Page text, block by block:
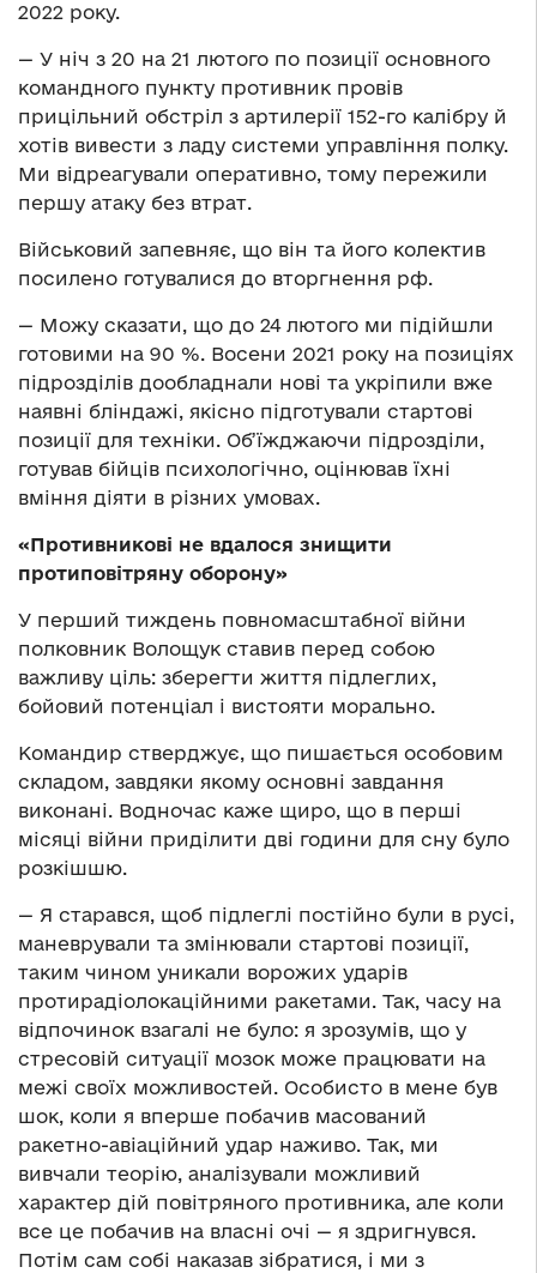
2022 року.
— У ніч з 20 на 21 лютого по позиції основного
командного пункту противник провів
прицільний обстріл з артилерії 152-го калібру й
хотів вивести з ладу системи управління полку.
Ми відреагували оперативно, тому пережили
першу атаку без втрат.
Військовий запевняє, що він та його колектив
посилено готувалися до вторгнення рф.
— Можу сказати, що до 24 лютого ми підійшли
готовими на 90 %. Восени 2021 року на позиціях
підрозділів дообладнали нові та укріпили вже
наявні бліндажі, якісно підготували стартові
позиції для техніки. Об’їжджаючи підрозділи,
готував бійців психологічно, оцінював їхні
вміння діяти в різних умовах.
«Противникові не вдалося знищити
протиповітряну оборону»
У перший тиждень повномасштабної війни
полковник Волощук ставив перед собою
важливу ціль: зберегти життя підлеглих,
бойовий потенціал і вистояти морально.
Командир стверджує, що пишається особовим
складом, завдяки якому основні завдання
виконані. Водночас каже щиро, що в перші
місяці війни приділити дві години для сну було
розкішшю.
— Я старався, щоб підлеглі постійно були в русі,
маневрували та змінювали стартові позиції,
таким чином уникали ворожих ударів
протирадіолокаційними ракетами. Так, часу на
відпочинок взагалі не було: я зрозумів, що у
стресовій ситуації мозок може працювати на
межі своїх можливостей. Особисто в мене був
шок, коли я вперше побачив масований
ракетно-авіаційний удар наживо. Так, ми
вивчали теорію, аналізували можливий
характер дій повітряного противника, але коли
все це побачив на власні очі — я здригнувся.
Потім сам собі наказав зібратися, і ми з